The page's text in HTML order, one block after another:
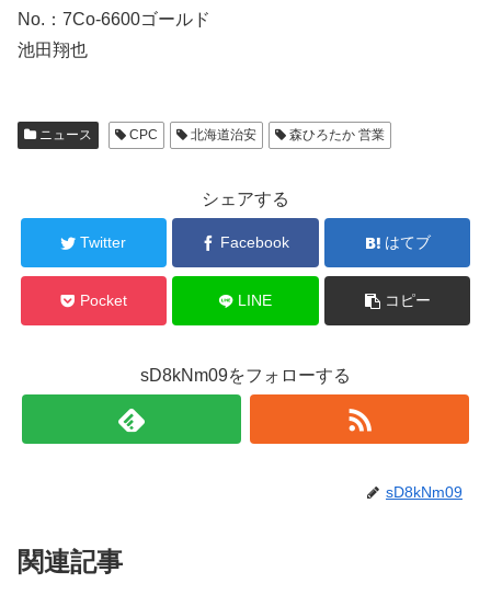
No.：7Co-6600ゴールド
池田翔也
ニュース CPC 北海道治安 森ひろたか 営業
シェアする
Twitter Facebook はてブ
Pocket LINE コピー
sD8kNm09をフォローする
sD8kNm09
関連記事